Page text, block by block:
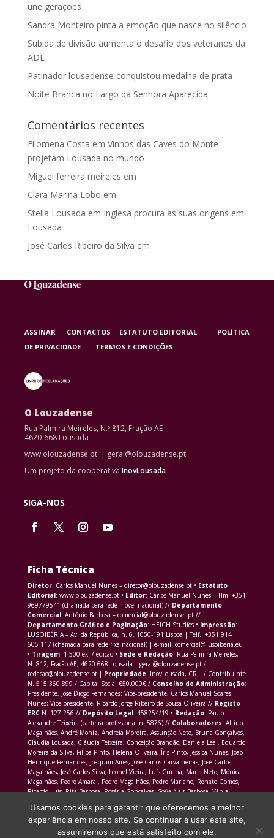
une gerações
Sandra Monteiro pinta a emoção que nasce no silêncio
Subida de divisão aumenta o desafio dos veteranos da
ADL
Patinador lousadense conquistou medalha de prata
Noite Branca no Largo da Senhora Aparecida
Comentários recentes
Filomena Costa em Vinhos das Caves do Monte
projetam Lousada no mundo
Miguel ferreira meireles em
Clara Marina Lobo em
Stella Lousada em Inglesa procura as suas origens em
Lousada
José Carlos Ribeiro da Silva em
ASSINAR CONTACTOS ESTATUTO EDITORIAL POLÍTICA
DE PRIVACIDADE TERMOS E CONDIÇÕES
O Louzadense
Rua Palmira Meireles, N.º 812, Fração AE
4620-668 Lousada
www.olouzadense.pt | geral@olouzadense.pt
Um projeto da cooperativa InovLousada
SIGA-NOS
Ficha Técnica
Diretor: Carlos Manuel Nunes – diretor@olouzadense.pt • Estatuto
Editorial: www.olouzadense.pt • Editor: Carlos Manuel Nunes – Tlm. +351
969779541 (chamada para rede móvel nacional) // Departamento
Comercial: António Barbosa – comercial@olouzadense. pt //
Departamento Gráfico e Paginação: HEICH Studios • Impressão:
LUSOIBÉRIA – Av. da República, n. 6, 1050-191 Lisboa | Telf.: +351 914
605 117 (chamada para rede fixa nacional) | e-mail: comercial@lusoiberia.eu
• Tiragem: 1 500 ex. / edição • Sede e Redação: Rua Palmira Meireles,
N. 812, Fração AE, 4620-668 Lousada – geral@olouzadense.pt /
redacao@olouzadense.pt | Propriedade: InovLousada, CRL. / Contribuinte
N. 515 360 899 / Capital Social €50.000€ / Conselho de Administração:
Presidente, José Diogo Fernandes; Vice-presidente, Carlos Manuel Soares
Nunes; Vice-presidente, Ricardo Jorge Ribeiro de Sousa Oliveira // Registo
ERCN. 127 256 // Depósito Legal: 458254/19 • Redação: Paulo
Alexandre Teixeira (carteira profissional n. 5876) // Colaboradores: Altino
Magalhães, André Moniz, Andreia Moreira, Assunção Neto, Bruna Gonçalves,
Cláudia Lousada, Cláudia Teixeira, Conceição Brandão, Daniela Leal, Eduardo
Moreira da Silva, Filipa Pinto, Helena Oliveira, Íris Pinto, Jéssica Nunes, João
Henrique Fernandes, Joaquim Aires, José Carlos Carvalheiras, José Carlos
Magalhães, José Carlos Silva, Leonel Vieira, Luís Cunha, Maria Neto, Mónica
Magalhães, Pedro Amaral, Pedro Magalhães, Pedro Mariano, Renato Gomes,
Ricardo Luís, Rita Barbosa, Rosária Gonçalves, Sofia Nair Barbosa, Vânia
Usamos cookies para garantir que oferecemos a melhor
experiência em nosso site. Se continuar a usar este site,
assumiremos que está satisfeito com ele.